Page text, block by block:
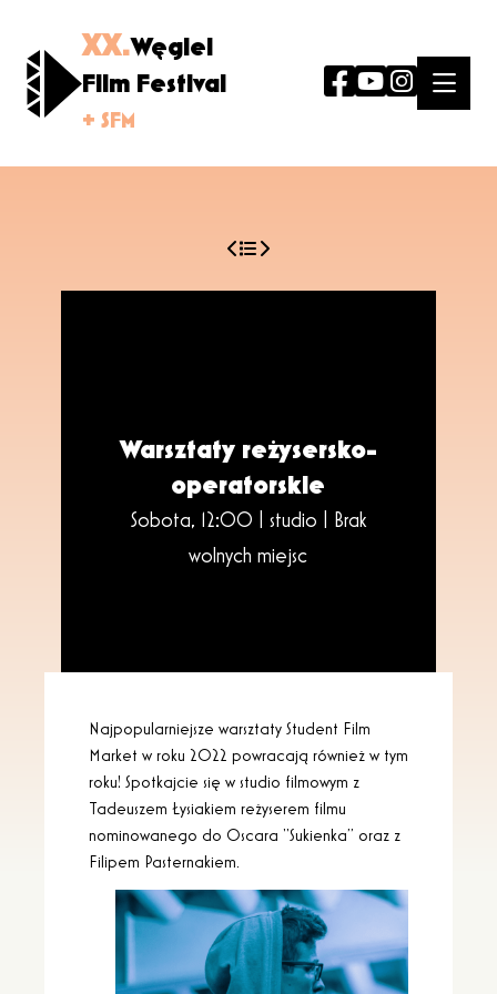
XX.Węgiel
Film Festival
+ SFM
Warsztaty reżysersko-
operatorskie
Sobota, 12:00 | studio |
Brak
wolnych miejsc
Najpopularniejsze warsztaty Student Film
Market w roku 2022 powracają również w tym
roku! Spotkajcie się w studio filmowym z
Tadeuszem Łysiakiem reżyserem filmu
nominowanego do Oscara “Sukienka” oraz z
Filipem Pasternakiem.